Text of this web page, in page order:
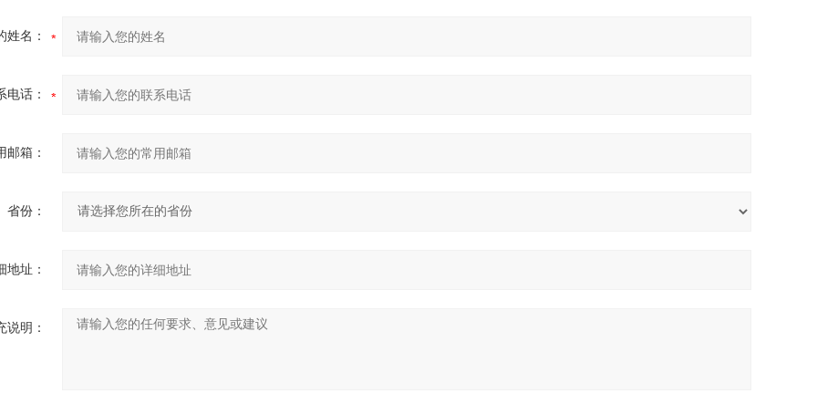
姓名：
电话：
邮箱：
省份：
地址：
说明：